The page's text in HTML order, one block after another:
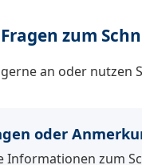
zum
gerne an oder nutzen
oder
Informationen zum